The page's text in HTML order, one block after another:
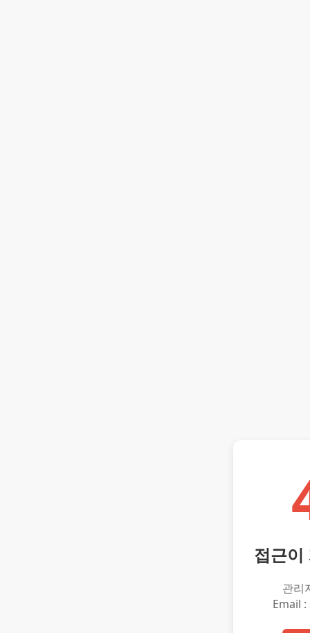
접근이
관리
Email